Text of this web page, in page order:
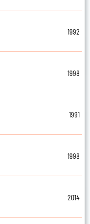
1992
1998
1991
1998
2014